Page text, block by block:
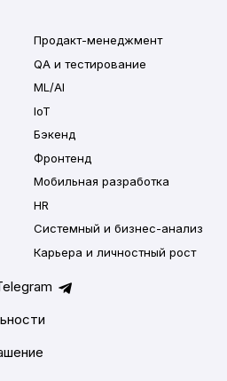
Продакт-менеджмент
QA и тестирование
ML/AI
IoT
Бэкенд
Фронтенд
Мобильная разработка
HR
Системный и бизнес-анализ
Карьера и личностный рост